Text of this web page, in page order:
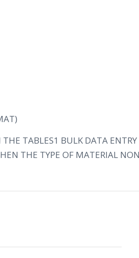
TABLES1 BULK DATA
THE TYPE OF MATERIAL